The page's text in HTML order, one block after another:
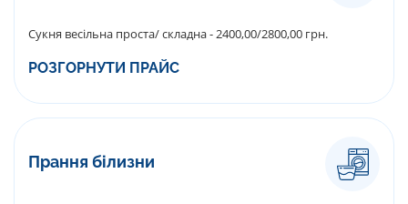
Сукня весільна проста/ складна - 2400,00/2800,00 грн.
РОЗГОРНУТИ ПРАЙС
Прання білизни